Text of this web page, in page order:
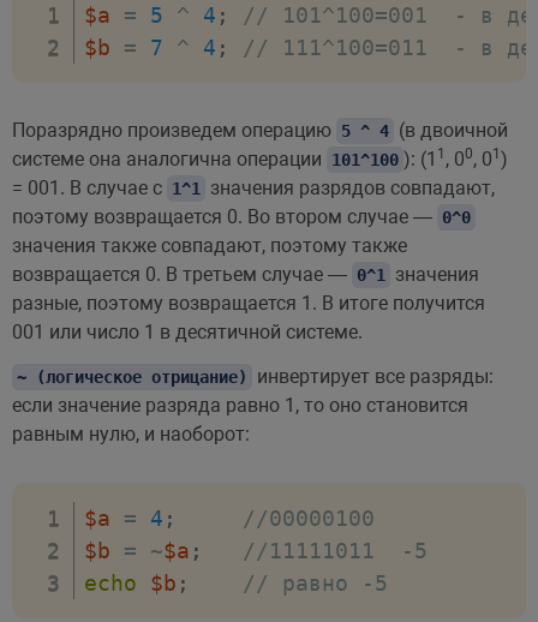
$a = 5 ^ 4 ;
// 101^100=001  - в
$b
= 7 ^ 4 ; // 111^100=011  - в
Поразрядно произведем операцию 5 ^ 4 (в двоичной
системе она аналогична операции
101^100 ): (1 1 , 00, 01)
= 001. В случае с 1^1
значения разрядов совпадают,
поэтому возвращается 0. Во втором случае — 0^0
значения также совпадают, поэтому также
возвращается 0. В третьем случае — 0^1
значения
разные, поэтому возвращается 1. В итоге получится
001 или число 1 в десятичной системе.
~ (логическое отрицание)
инвертирует все разряды:
если значение разряда равно 1, то оно становится
равным нулю, и наоборот:
$a = 4 ;
//00000100
$b
= ~$a ;
//11111011  -5
echo
$b ; // равно -5